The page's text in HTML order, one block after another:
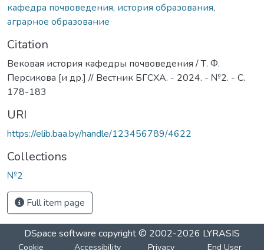
кафедра почвоведения, история образования,
аграрное образование
Citation
Вековая история кафедры почвоведения / Т. Ф.
Персикова [и др.] // Вестник БГСХА. - 2024. - №2. - С.
178-183
URI
https://elib.baa.by/handle/123456789/4622
Collections
№2
Full item page
DSpace software copyright © 2002-2026 LYRASIS
Cookie Accessibility Privacy End User